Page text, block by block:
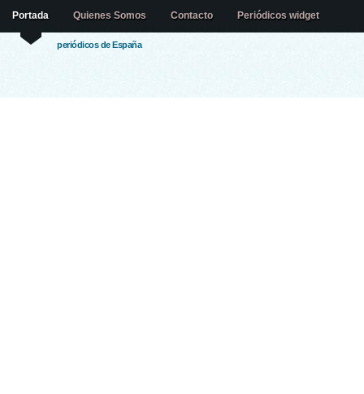
periódicos de España
Portada Quienes Somos Contacto Periódicos widget